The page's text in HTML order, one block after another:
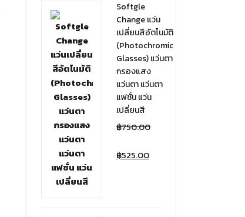
Softgle
Change แว่น
เปลี่ยนสีอัตโนมัติ
(Photochromic
Glasses) แว่นตา
กรองแสง
แว่นตา แว่นตา
แฟชั่น แว่น
เปลี่ยนสี
฿750.00
฿525.00